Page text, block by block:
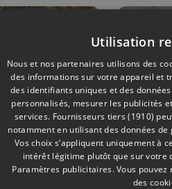
Utilisation
Nous et nos partenaires utilisons des
des informations sur votre appareil et
des identifiants uniques et des
personnalisés, mesurer les publicités
services. Fournisseurs tiers (1910)
notamment en utilisant des données
Vos choix s’appliquent uniquement à
intérêt légitime plutôt que sur votre
Paramètres publicitaires. Vous
des